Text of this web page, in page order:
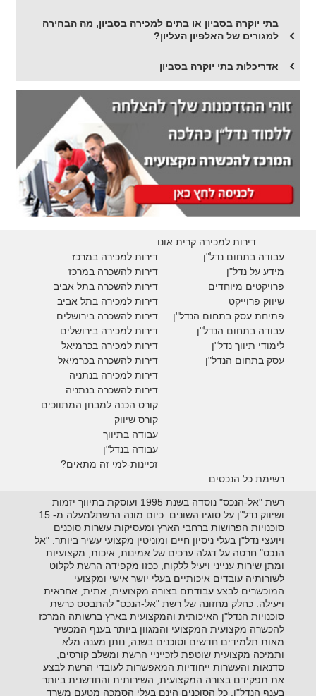
בתי יוקרה בסביון או בתים למכירה בסביון, מה הבחירה
למגורים של האלפיון העליון?
אדריכלות בתי יוקרה בסביון
דירות למכירה קרית אונו
דירות למכירה במרכז
דירות להשכרה במרכז
דירות להשכרה בתל אביב
דירות למכירה בתל אביב
דירות להשכרה בירושלים
דירות למכירה בירושלים
דירות למכירה בכרמיאל
דירות להשכרה בכרמיאל
דירות למכירה בנתניה
דירות להשכרה בנתניה
קורס הכנה למבחן המתווכים
קורס שיווק
עבודה בתיווך
עבודה בנדל"ן
זכיינות-למי זה מתאים?
עבודה בתחום נדל"ן
מידע על נדל"ן
פרויקטים מיוחדים
שיווק פרוייקט
פתיחת עסק בתחום הנדל"ן
עבודה בתחום הנדל"ן
לימודי תיווך נדל"ן
עסק בתחום הנדל"ן
רשימת כל הנכסים
רשת "אל-הנכס" נוסדה בשנת 1995 ועוסקת בתיווך יזמות
ושיווק נדל"ן על סוגיו השונים. כיום מונה הרשתלמעלה מ- 15
סוכנויות הפרושות ברחבי הארץ ומעסיקות עשרות סוכנים
ויועצי נדל"ן בעלי ניסיון חיים ומוניטין מקצועי עשיר ביותר. "אל
הנכס" חרטה על דגלה ערכים של אמינות, איכות, מקצועיות
ומתן שירות ענייני ויעיל ללקוח, ככזו מקפידה הרשת לקלוט
לשורותיה עובדים איכותיים בעלי יושר אישי ומקצועי
המוכשרים לבצע עבודתם בצורה מקצועית, אתית, אחראית
ויעילה. כחלק מחזונה של רשת "אל-הנכס" להתבסס כרשת
סוכנויות הנדל"ן האיכותית והמקצועית בארץ ברשותה המרכז
להכשרה מקצועית המקצועי והמגוון ביותר בענף המכשיר
מאות תלמידים חדשים וסוכנים בשנה, נותן מענה מלא
ותמיכה מקצועית שוטפת לזכייניי הרשת ומשלב קורסים,
סדנאות והעשרות ייחודיות המאפשרות לעובדי הרשת לבצע
את תפקידם בצורה המקצועית, השירותית והחדשנית ביותר
בענף הנדל"ן. כל הסוכנים הינם בעלי הסמכה מטעם משרד